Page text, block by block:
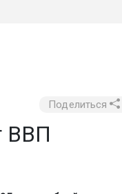
Поделиться
ВВП